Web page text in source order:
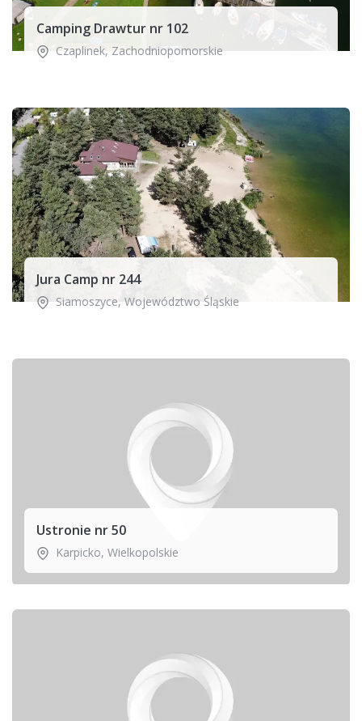
Camping Drawtur nr 102
Czaplinek, Zachodniopomorskie
Jura Camp nr 244
Siamoszyce, Województwo Śląskie
Ustronie nr 50
Karpicko, Wielkopolskie